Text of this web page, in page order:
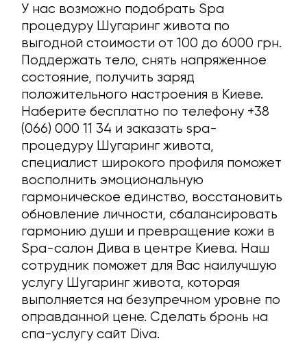
У нас возможно подобрать Spa
процедуру Шугаринг живота по
выгодной стоимости от 100 до 6000 грн.
Поддержать тело, снять напряженное
состояние, получить заряд
положительного настроения в Киеве.
Наберите бесплатно по телефону +38
(066) 000 11 34 и заказать spa-
процедуру Шугаринг живота,
специалист широкого профиля поможет
восполнить эмоциональную
гармоническое единство, восстановить
обновление личности, сбалансировать
гармонию души и превращение кожи в
Spa-салон Дива в центре Киева. Наш
сотрудник поможет для Вас наилучшую
услугу Шугаринг живота, которая
выполняется на безупречном уровне по
оправданной цене. Сделать бронь на
спа-услугу сайт Diva.